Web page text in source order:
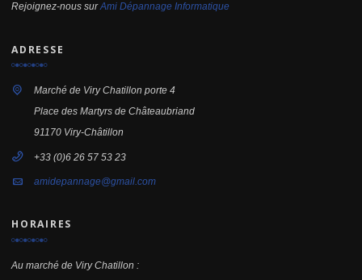
Rejoignez-nous surAmi Dépannage Informatique
ADRESSE
Marché de Viry Chatillon porte 4
Place des Martyrs de Châteaubriand
91170 Viry-Châtillon
+33 (0)6 26 57 53 23
amidepannage@gmail.com
HORAIRES
Au marché de Viry Chatillon :